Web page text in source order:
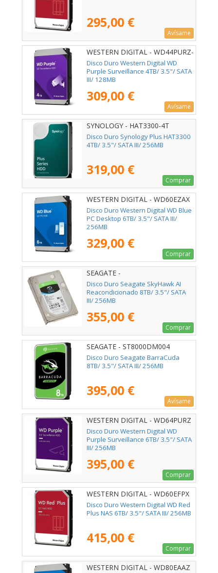
295,00 €
Avísame
WESTERN DIGITAL - WD44PURZ-
85CPDY0
Disco Duro Western Digital WD
Purple Surveillance 4TB/ 3.5"/ SATA
III/ 128MB
309,00 €
Avísame
SYNOLOGY - HAT3300-4T
Disco Duro Synology Plus HAT3300
4TB/ 3.5"/ SATA III/ 256MB
319,00 €
Comprar
WESTERN DIGITAL - WD60EZAX
Disco Duro Western Digital WD Blue
PC Desktop 6TB/ 3.5"/ SATA III/
256MB
329,00 €
Comprar
SEAGATE -
Disco Duro Seagate SkyHawk AI
Reacondicionado 8TB/ 3.5"/ SATA
III/ 256MB
355,00 €
Comprar
SEAGATE - ST8000DM004
Disco Duro Seagate BarraCuda
8TB/ 3.5"/ SATA III/ 256MB
395,00 €
Avísame
WESTERN DIGITAL - WD64PURZ
Disco Duro Western Digital WD
Purple Surveillance 6TB/ 3.5"/ SATA
III/ 256MB
395,00 €
Comprar
WESTERN DIGITAL - WD60EFPX
Disco Duro Western Digital WD Red
Plus NAS 6TB/ 3.5"/ SATA III/ 256MB
415,00 €
Comprar
WESTERN DIGITAL - WD80EAAZ